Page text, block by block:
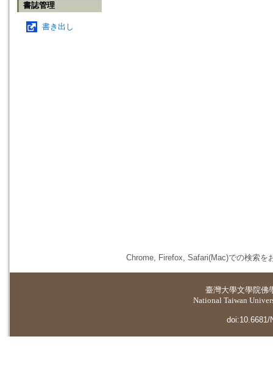
書誌管理
書き出し
Chrome, Firefox, Safari(Mac)での検索を
臺灣大學文學院佛
National Taiwan
doi:10.6681/